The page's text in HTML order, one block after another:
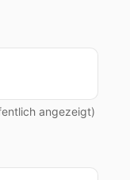
angezeigt)